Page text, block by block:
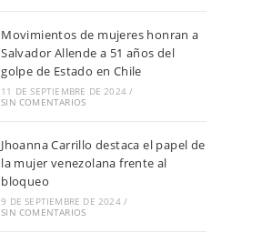
Movimientos de mujeres honran a
Salvador Allende a 51 años del
golpe de Estado en Chile
11 DE SEPTIEMBRE DE 2024 /
SIN COMENTARIOS
Jhoanna Carrillo destaca el papel de
la mujer venezolana frente al
bloqueo
9 DE SEPTIEMBRE DE 2024 /
SIN COMENTARIOS